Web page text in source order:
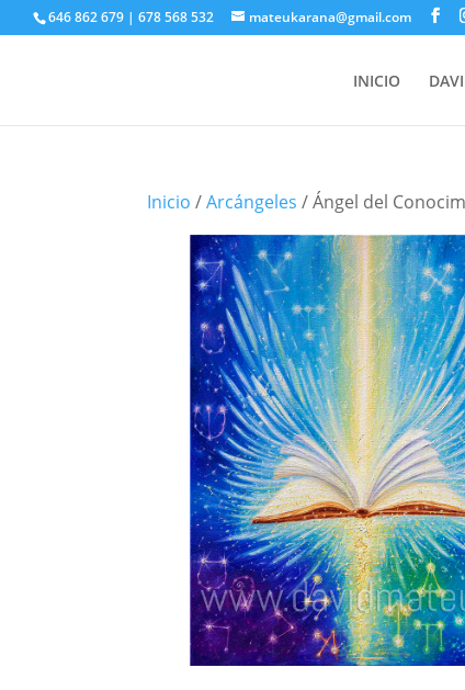
646 862 679 | 678 568 532 mateukarana@gmail.com
INICIO
Inicio /Arcángeles / Ángel del